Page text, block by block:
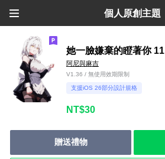
個人原創主題
她一臉嫌棄的瞪著你 11
阿尼與麻吉
V1.36 / 無使用效期限制
支援iOS 26部分設計規格
NT$30
贈送禮物